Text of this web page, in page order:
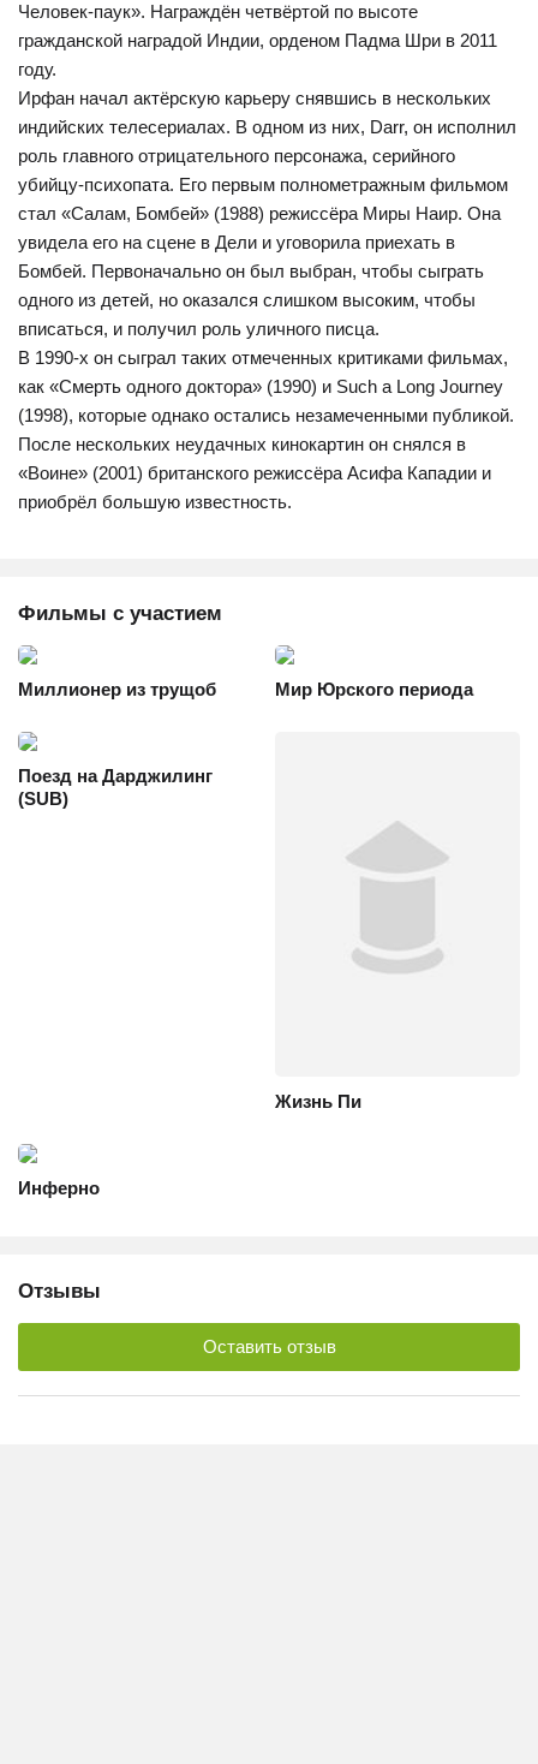
Человек-паук». Награждён четвёртой по высоте
гражданской наградой Индии, орденом Падма Шри в 2011
году.
Ирфан начал актёрскую карьеру снявшись в нескольких
индийских телесериалах. В одном из них, Darr, он исполнил
роль главного отрицательного персонажа, серийного
убийцу-психопата. Его первым полнометражным фильмом
стал «Салам, Бомбей» (1988) режиссёра Миры Наир. Она
увидела его на сцене в Дели и уговорила приехать в
Бомбей. Первоначально он был выбран, чтобы сыграть
одного из детей, но оказался слишком высоким, чтобы
вписаться, и получил роль уличного писца.
В 1990-х он сыграл таких отмеченных критиками фильмах,
как «Смерть одного доктора» (1990) и Such a Long Journey
(1998), которые однако остались незамеченными публикой.
После нескольких неудачных кинокартин он снялся в
«Воине» (2001) британского режиссёра Асифа Кападии и
приобрёл большую известность.
Фильмы с участием
Миллионер из трущоб Мир Юрского периода
Поезд на Дарджилинг
(SUB)
Жизнь Пи
Инферно
Отзывы
Оставить отзыв